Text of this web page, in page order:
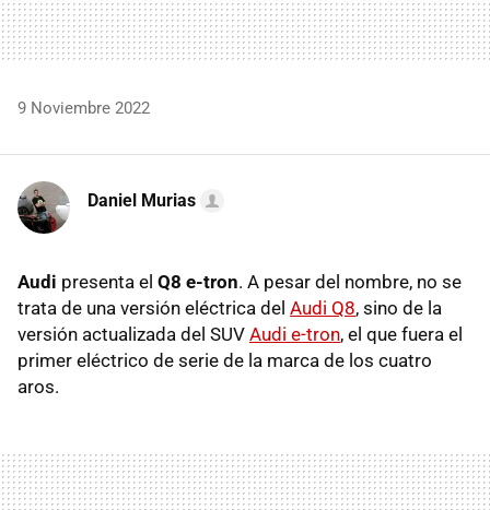
9 Noviembre 2022
Daniel Murias
Audi presenta el Q8 e-tron. A pesar del nombre, no se
trata de una versión eléctrica del Audi Q8, sino de la
versión actualizada del SUV Audi e-tron, el que fuera el
primer eléctrico de serie de la marca de los cuatro
aros.